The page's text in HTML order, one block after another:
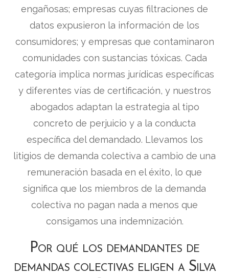
engañosas; empresas cuyas filtraciones de
datos expusieron la información de los
consumidores; y empresas que contaminaron
comunidades con sustancias tóxicas. Cada
categoría implica normas jurídicas específicas
y diferentes vías de certificación, y nuestros
abogados adaptan la estrategia al tipo
concreto de perjuicio y a la conducta
específica del demandado. Llevamos los
litigios de demanda colectiva a cambio de una
remuneración basada en el éxito, lo que
significa que los miembros de la demanda
colectiva no pagan nada a menos que
consigamos una indemnización.
Por qué los demandantes de
demandas colectivas eligen a Silva